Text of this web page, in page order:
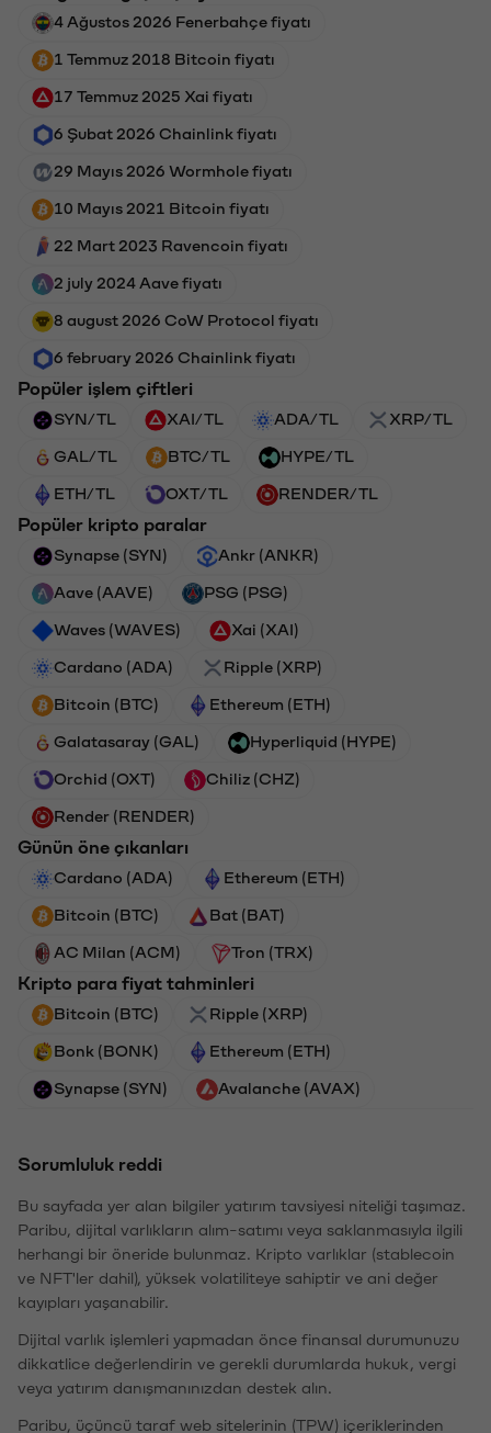
4 Ağustos 2026 Fenerbahçe fiyatı
1 Temmuz 2018 Bitcoin fiyatı
17 Temmuz 2025 Xai fiyatı
6 Şubat 2026 Chainlink fiyatı
29 Mayıs 2026 Wormhole fiyatı
10 Mayıs 2021 Bitcoin fiyatı
22 Mart 2023 Ravencoin fiyatı
2 july 2024 Aave fiyatı
8 august 2026 CoW Protocol fiyatı
6 february 2026 Chainlink fiyatı
Popüler işlem çiftleri
SYN/TL XAI/TL ADA/TL XRP/TL
GAL/TL BTC/TL HYPE/TL
ETH/TL OXT/TL RENDER/TL
Popüler kripto paralar
Synapse (SYN) Ankr (ANKR)
Aave (AAVE) PSG (PSG)
Waves (WAVES) Xai (XAI)
Cardano (ADA) Ripple (XRP)
Bitcoin (BTC) Ethereum (ETH)
Galatasaray (GAL) Hyperliquid (HYPE)
Orchid (OXT) Chiliz (CHZ)
Render (RENDER)
Günün öne çıkanları
Cardano (ADA) Ethereum (ETH)
Bitcoin (BTC) Bat (BAT)
AC Milan (ACM) Tron (TRX)
Kripto para fiyat tahminleri
Bitcoin (BTC) Ripple (XRP)
Bonk (BONK) Ethereum (ETH)
Synapse (SYN) Avalanche (AVAX)
Sorumluluk reddi
Bu sayfada yer alan bilgiler yatırım tavsiyesi niteliği taşımaz.
Paribu, dijital varlıkların alım-satımı veya saklanmasıyla ilgili
herhangi bir öneride bulunmaz. Kripto varlıklar (stablecoin
ve NFT'ler dahil), yüksek volatiliteye sahiptir ve ani değer
kayıpları yaşanabilir.
Dijital varlık işlemleri yapmadan önce finansal durumunuzu
dikkatlice değerlendirin ve gerekli durumlarda hukuk, vergi
veya yatırım danışmanınızdan destek alın.
Paribu, üçüncü taraf web sitelerinin (TPW) içeriklerinden